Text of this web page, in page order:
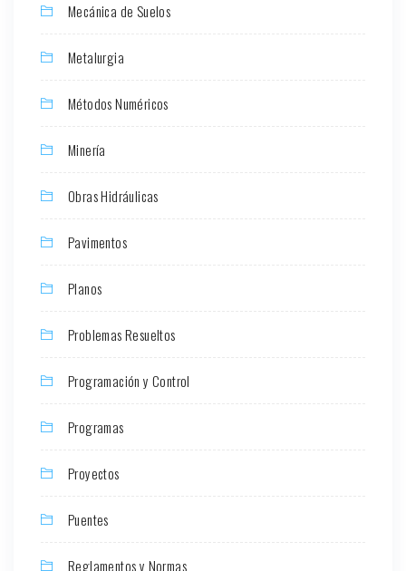
Mecánica de Suelos
Metalurgia
Métodos Numéricos
Minería
Obras Hidráulicas
Pavimentos
Planos
Problemas Resueltos
Programación y Control
Programas
Proyectos
Puentes
Reglamentos y Normas